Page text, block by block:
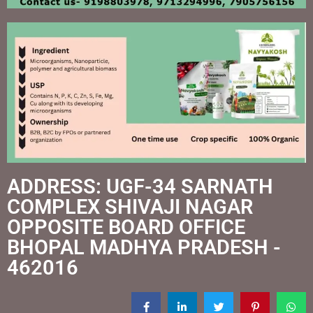
ADDRESS: UGF-34 SARNATH
COMPLEX SHIVAJI NAGAR
OPPOSITE BOARD OFFICE
BHOPAL MADHYA PRADESH -
462016